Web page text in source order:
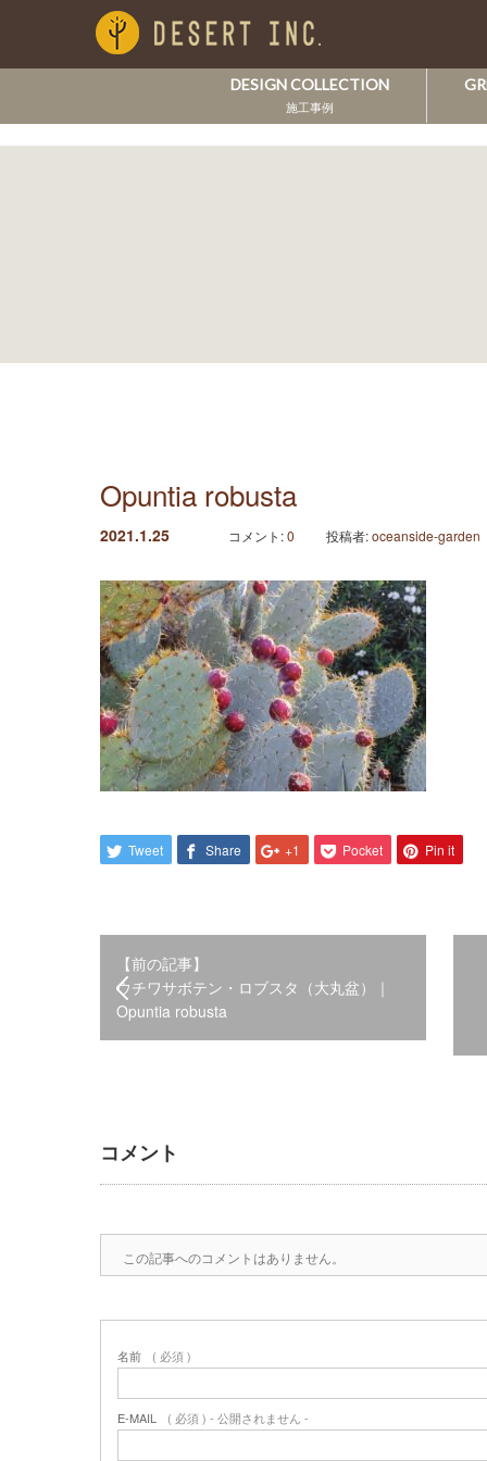
DESIGN COLLECTION
施工事例
Opuntia robusta
2021.1.25 コメント:0 投稿者:oceanside-garden
Tweet Share +1 Pocket Pin it
【前の記事】
ウチワサボテン・ロブスタ（大丸盆）｜
Opuntia robusta
コメント
この記事へのコメントはありません。
名前 ( 必須 )
E-MAIL ( 必須 ) - 公開されません -